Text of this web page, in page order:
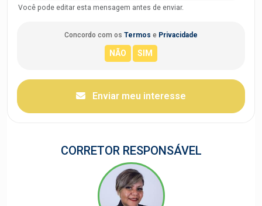
Você pode editar esta mensagem antes de enviar.
Concordo com os Termos e Privacidade
Enviar meu interesse
CORRETOR RESPONSÁVEL